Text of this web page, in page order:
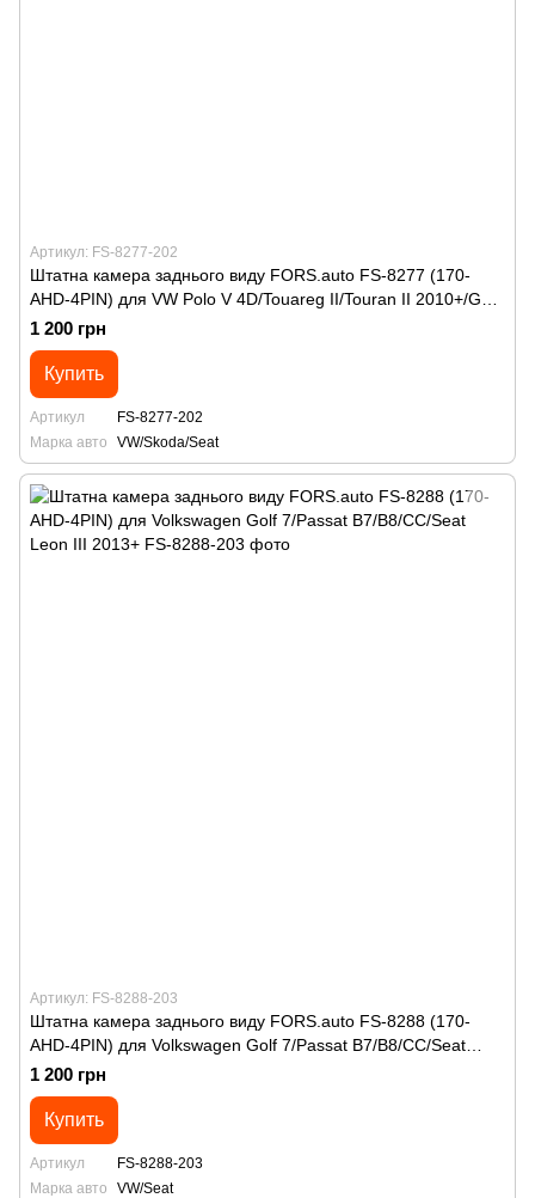
Артикул: FS-8277-202
Штатна камера заднього виду FORS.auto FS-8277 (170-
AHD-4PIN) для VW Polo V 4D/Touareg II/Touran II 2010+/Golf
Plus/Jetta VI 2011+/Passat B7 Variant/Skoda Octavia
A7/Spaceback 2013+/Rapid 2012+/Superb 2014+/Seat Ibiza
2012+/Alhambra 2010+
1 200 грн
Купить
Артикул
FS-8277-202
Марка авто
VW/Skoda/Seat
Артикул: FS-8288-203
Штатна камера заднього виду FORS.auto FS-8288 (170-
AHD-4PIN) для Volkswagen Golf 7/Passat B7/B8/CC/Seat
Leon III 2013+
1 200 грн
Купить
Артикул
FS-8288-203
Марка авто
VW/Seat